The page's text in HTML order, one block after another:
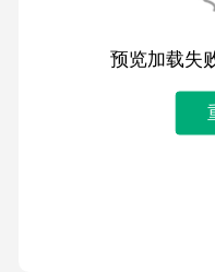
预览加载失